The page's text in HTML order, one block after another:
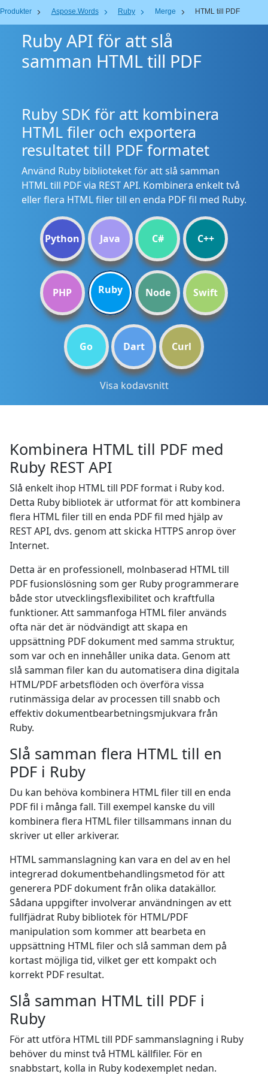
Produkter Aspose.Words Ruby Merge HTML till PDF
Ruby API för att slå
samman HTML till PDF
Ruby SDK för att kombinera
HTML filer och exportera
resultatet till PDF formatet
Använd Ruby biblioteket för att slå samman
HTML till PDF via REST API. Kombinera enkelt två
eller flera HTML filer till en enda PDF fil med Ruby.
Python Java C# C++
PHP Ruby Node Swift
Go Dart Curl
Visa kodavsnitt
Kombinera HTML till PDF med
Ruby REST API
Slå enkelt ihop HTML till PDF format i Ruby kod.
Detta Ruby bibliotek är utformat för att kombinera
flera HTML filer till en enda PDF fil med hjälp av
REST API, dvs. genom att skicka HTTPS anrop över
Internet.
Detta är en professionell, molnbaserad HTML till
PDF fusionslösning som ger Ruby programmerare
både stor utvecklingsflexibilitet och kraftfulla
funktioner. Att sammanfoga HTML filer används
ofta när det är nödvändigt att skapa en
uppsättning PDF dokument med samma struktur,
som var och en innehåller unika data. Genom att
slå samman filer kan du automatisera dina digitala
HTML/PDF arbetsflöden och överföra vissa
rutinmässiga delar av processen till snabb och
effektiv dokumentbearbetningsmjukvara från
Ruby.
Slå samman flera HTML till en
PDF i Ruby
Du kan behöva kombinera HTML filer till en enda
PDF fil i många fall. Till exempel kanske du vill
kombinera flera HTML filer tillsammans innan du
skriver ut eller arkiverar.
HTML sammanslagning kan vara en del av en hel
integrerad dokumentbehandlingsmetod för att
generera PDF dokument från olika datakällor.
Sådana uppgifter involverar användningen av ett
fullfjädrat Ruby bibliotek för HTML/PDF
manipulation som kommer att bearbeta en
uppsättning HTML filer och slå samman dem på
kortast möjliga tid, vilket ger ett kompakt och
korrekt PDF resultat.
Slå samman HTML till PDF i
Ruby
För att utföra HTML till PDF sammanslagning i Ruby
behöver du minst två HTML källfiler. För en
snabbstart, kolla in Ruby kodexemplet nedan.